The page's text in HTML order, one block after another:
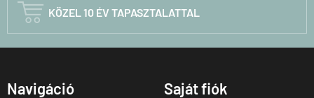
 KÖZEL 10 ÉV TAPASZTALATTAL
Navigáció Saját fiók